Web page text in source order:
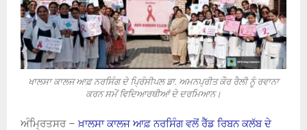
ਖਾਲਸਾ ਕਾਲਜ ਆਫ਼ ਨਰਸਿੰਗ ਦੇ ਪ੍ਰਿੰਸੀਪਲ ਡਾ. ਅਮਨਪ੍ਰੀਤ ਕੌਰ ਰੈਲੀ ਨੂੰ ਰਵਾਨਾ
ਕਰਨ ਸਮੇਂ ਵਿਦਿਆਰਥੀਆਂ ਦੇ ਦਰਮਿਆਨ।
ਅੰਮ੍ਰਿਤਸਰ –ਖ਼ਾਲਸਾ ਕਾਲਜ ਆਫ਼ ਨਰਸਿੰਗ ਵਲੋਂ ਰੈੱਡ ਰਿਬਨ ਕਲੱਬ ਦੇ